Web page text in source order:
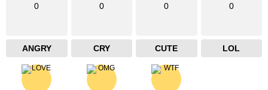
0
ANGRY
0
CRY
0
CUTE
0
LOL